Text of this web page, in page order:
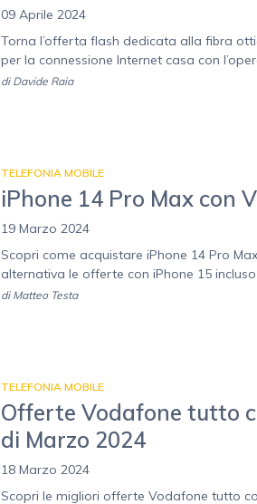
09 Aprile 2024
Torna l’offerta flash dedicata alla fibra
per la connessione Internet casa con
di Davide Raia
TELEFONIA MOBILE
iPhone 14 Pro Max con
19 Marzo 2024
Scopri come acquistare iPhone 14 Pro
alternativa le offerte con iPhone 15
di Matteo Testa
TELEFONIA MOBILE
Offerte Vodafone tutto
di Marzo 2024
18 Marzo 2024
Scopri le migliori offerte Vodafone tutto